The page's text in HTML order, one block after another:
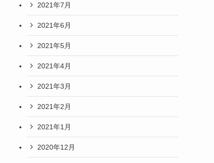
2021年7月
2021年6月
2021年5月
2021年4月
2021年3月
2021年2月
2021年1月
2020年12月